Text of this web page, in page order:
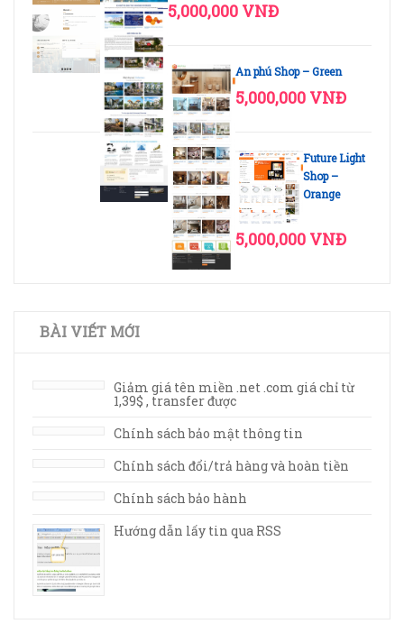
5,000,000 VNĐ
An phú Shop – Green
5,000,000 VNĐ
Future Light
Shop –
Orange
5,000,000 VNĐ
BÀI VIẾT MỚI
Giảm giá tên miền .net .com giá chỉ từ
1,39$ , transfer được
Chính sách bảo mật thông tin
Chính sách đổi/trả hàng và hoàn tiền
Chính sách bảo hành
Hướng dẫn lấy tin qua RSS